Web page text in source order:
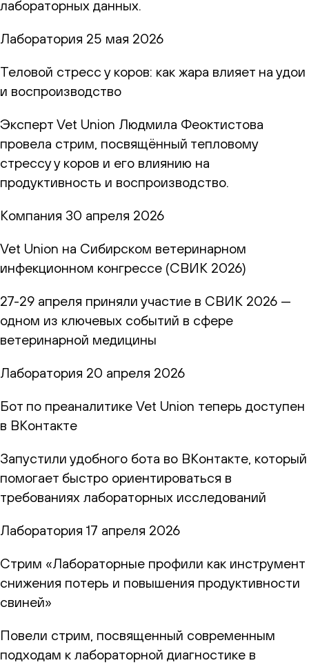
лабораторных данных.
Лаборатория 25 мая 2026
Теловой стресс у коров: как жара влияет на удои
и воспроизводство
Эксперт Vet Union Людмила Феоктистова
провела стрим, посвящённый тепловому
стрессу у коров и его влиянию на
продуктивность и воспроизводство.
Компания 30 апреля 2026
Vet Union на Сибирском ветеринарном
инфекционном конгрессе (СВИК 2026)
27-29 апреля приняли участие в СВИК 2026 —
одном из ключевых событий в сфере
ветеринарной медицины
Лаборатория 20 апреля 2026
Бот по преаналитике Vet Union теперь доступен
в ВКонтакте
Запустили удобного бота во ВКонтакте, который
помогает быстро ориентироваться в
требованиях лабораторных исследований
Лаборатория 17 апреля 2026
Стрим «Лабораторные профили как инструмент
снижения потерь и повышения продуктивности
свиней»
Повели стрим, посвященный современным
подходам к лабораторной диагностике в